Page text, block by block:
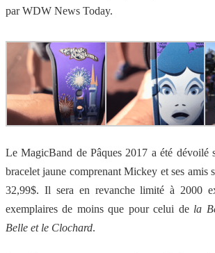
par WDW News Today.
Le MagicBand de Pâques 2017 a été
bracelet jaune comprenant Mickey et ses amis
32,99$. Il sera en revanche limité à 2000
exemplaires de moins que pour celui de la
Belle et le Clochard.